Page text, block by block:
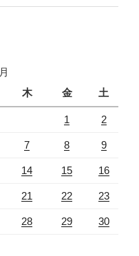
木 金 土
1 2
7 8 9
14 15 16
21 22 23
28 29 30